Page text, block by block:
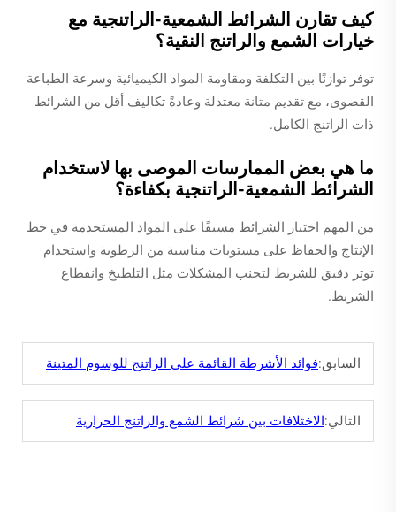
كيف تقارن الشرائط الشمعية-الراتنجية مع
خيارات الشمع والراتنج النقية؟
توفر توازنًا بين التكلفة ومقاومة المواد الكيميائية وسرعة الطباعة
القصوى، مع تقديم متانة معتدلة وعادةً تكاليف أقل من الشرائط
ذات الراتنج الكامل.
ما هي بعض الممارسات الموصى بها لاستخدام
الشرائط الشمعية-الراتنجية بكفاءة؟
من المهم اختبار الشرائط مسبقًا على المواد المستخدمة في خط
الإنتاج والحفاظ على مستويات مناسبة من الرطوبة واستخدام
توتر دقيق للشريط لتجنب المشكلات مثل التلطيخ وانقطاع
الشريط.
السابق:فوائد الأشرطة القائمة على الراتنج للوسوم المتينة
التالي:الاختلافات بين شرائط الشمع والراتنج الحرارية